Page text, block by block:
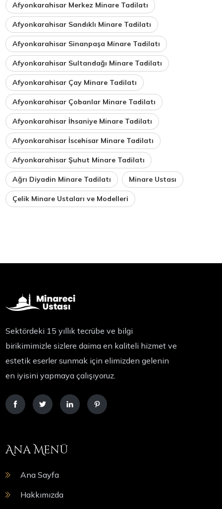
Afyonkarahisar Merkez Minare Tadilatı
Afyonkarahisar Sandıklı Minare Tadilatı
Afyonkarahisar Sinanpaşa Minare Tadilatı
Afyonkarahisar Sultandağı Minare Tadilatı
Afyonkarahisar Çay Minare Tadilatı
Afyonkarahisar Çobanlar Minare Tadilatı
Afyonkarahisar İhsaniye Minare Tadilatı
Afyonkarahisar İscehisar Minare Tadilatı
Afyonkarahisar Şuhut Minare Tadilatı
Ağrı Diyadin Minare Tadilatı Minare Ustası
Çelik Minare Ustaları ve Modelleri
Sektördeki 15 yıllık tecrübe ve bilgi
birikimimizle sizlere daima en kaliteli hizmet ve
estetik eserler sunmak için elimizden gelenin
en iyisini yapmaya çalışıyoruz.
Ana Menü
Ana Sayfa
Hakkımızda